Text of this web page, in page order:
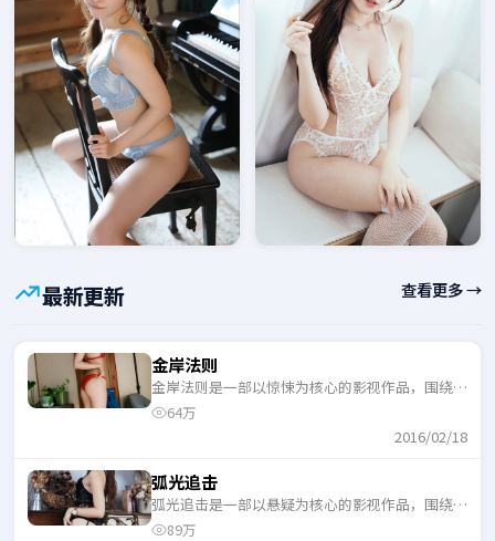
最新更新 查看更多 →
金岸法则
金岸法则是一部以惊悚为核心的影视作品，围绕危
机、反转与人物成长展开，整体节奏紧凑，适合一
64万
2016/02/18
弧光追击
弧光追击是一部以悬疑为核心的影视作品，围绕危
机、反转与人物成长展开，整体节奏紧凑，适合一
89万